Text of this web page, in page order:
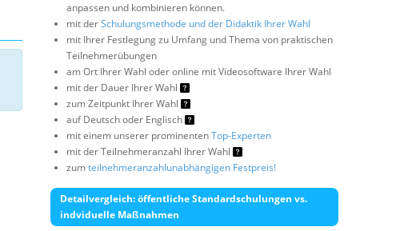
anpassen und kombinieren können.
mit derSchulungsmethode und der Didaktik Ihrer Wahl
mit Ihrer Festlegung zu Umfang und Thema von praktischen
Teilnehmerübungen
am Ort Ihrer Wahl oder online mit Videosoftware Ihrer Wahl
mit der Dauer Ihrer Wahl
zum Zeitpunkt Ihrer Wahl
auf Deutsch oder Englisch
mit einem unserer prominentenTop-Experten
mit der Teilnehmeranzahl Ihrer Wahl
zumteilnehmeranzahlunabhängigen Festpreis!
Detailvergleich: öffentliche Standardschulungen vs.
indviduelle Maßnahmen